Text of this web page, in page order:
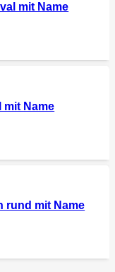
mit Name
Name
rund mit Name